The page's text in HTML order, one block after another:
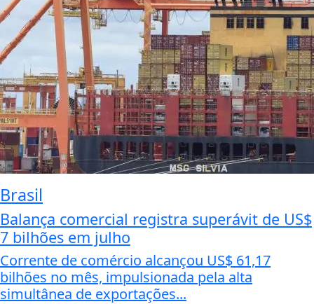
Brasil
Balança comercial registra superávit de US$
7 bilhões em julho
Corrente de comércio alcançou US$ 61,17
bilhões no mês, impulsionada pela alta
simultânea de exportações...